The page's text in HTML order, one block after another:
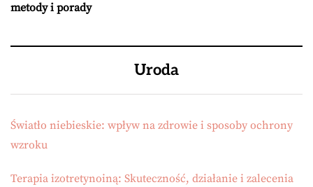
metody i porady
Uroda
Światło niebieskie: wpływ na zdrowie i sposoby ochrony
wzroku
Terapia izotretynoiną: Skuteczność, działanie i zalecenia